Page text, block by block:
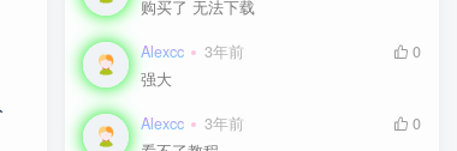
购买了 无法下载
Alexcc 3年前
0
强大
Alexcc 3年前
0
购买了 无法下载
Alexcc 3年前
0
强大
Alexcc 3年前
0